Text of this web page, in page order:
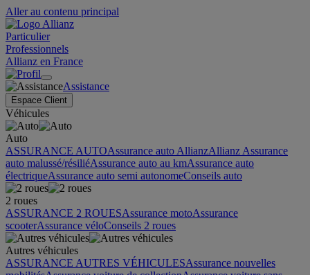
Aller au contenu principal
Particulier
Professionnels
Allianz en France
Assistance
Espace Client
Véhicules
Auto
ASSURANCE AUTOAssurance auto AllianzAllianz Assurance
auto malussé/résiliéAssurance auto au kmAssurance auto
électriqueAssurance auto semi autonomeConseils auto
2 roues
ASSURANCE 2 ROUESAssurance motoAssurance
scooterAssurance véloConseils 2 roues
Autres véhicules
ASSURANCE AUTRES VÉHICULESAssurance nouvelles